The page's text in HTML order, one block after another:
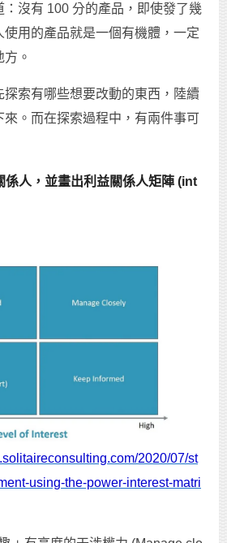
：沒有 100 分的產品，即使發了幾
用的產品就是一個有機體，一定
。
索有哪些想要改動的東西，陸續
來。而在探索過程中，有兩件事可
係人，並畫出利益關係人矩陣 (int
2020/07/st
using-the-power-interest-matri